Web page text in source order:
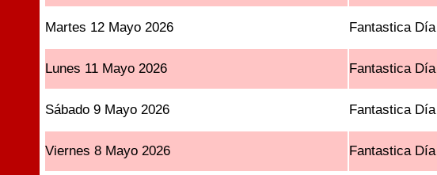
Martes 12 Mayo 2026 Fantastica Día
Lunes 11 Mayo 2026 Fantastica Día
Sábado 9 Mayo 2026 Fantastica Día
Viernes 8 Mayo 2026 Fantastica Día